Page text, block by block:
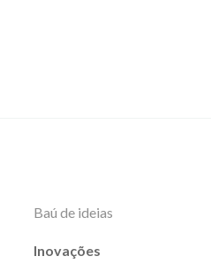
Baú de ideias
Inovações